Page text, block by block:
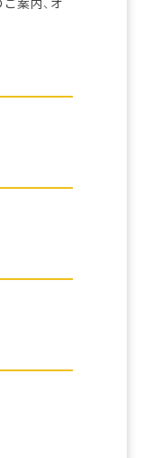
案内、オ